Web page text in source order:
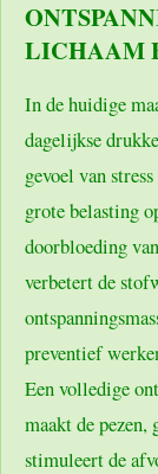
LICHAAM
In de huidige
dagelijkse
gevoel van
grote belasting
doorbloeding
verbetert de
preventief
Een volledige
maakt de pezen,
stimuleert de